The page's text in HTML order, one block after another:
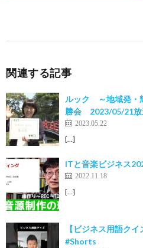
関連する記事
ルック ～地域発・
勝会 2023/05/21放
2023.05.22
[…]
ITと音楽ビジネス
2022.11.18
[…]
【ビジネス用語ク
#Shorts